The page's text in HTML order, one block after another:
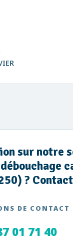
sur notre
?
DE CONTACT
01 71 40